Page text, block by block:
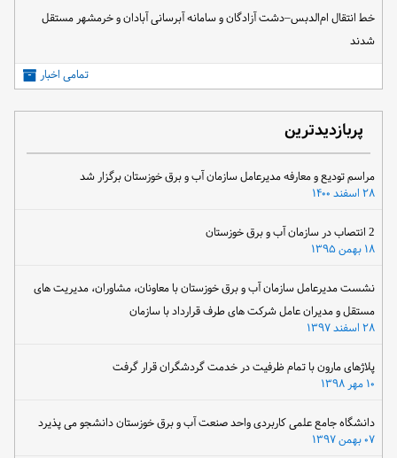
خط انتقال ام‌الدبس–دشت آزادگان و سامانه آبرسانی آبادان و خرمشهر مستقل
شدند
تمامی اخبار
پربازدیدترین
مراسم تودیع و معارفه مدیرعامل سازمان آب و برق خوزستان برگزار شد
نشست مدیرعامل سازمان آب و برق خوزستان با معاونان، مشاوران، مدیریت های
مستقل و مدیران عامل شرکت های طرف قرارداد با سازمان
پلاژهای مارون با تمام ظرفیت در خدمت گردشگران قرار گرفت
دانشگاه جامع علمی کاربردی واحد صنعت آب و برق خوزستان دانشجو می پذیرد